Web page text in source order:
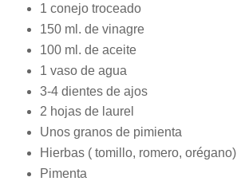
1 conejo troceado
150 ml. de vinagre
100 ml. de aceite
1 vaso de agua
3-4 dientes de ajos
2 hojas de laurel
Unos granos de pimienta
Hierbas ( tomillo, romero, orégano)
Pimenta